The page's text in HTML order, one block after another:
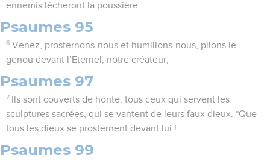
ennemis lécheront la poussière.
Psaumes 95
6 Venez, prosternons-nous et humilions-nous, plions le
genou devant l’Eternel, notre créateur,
Psaumes 97
7
Ils sont couverts de honte, tous ceux qui servent les
sculptures sacrées, qui se vantent de leurs faux dieux. *Que
tous les dieux se prosternent devant lui !
Psaumes 99